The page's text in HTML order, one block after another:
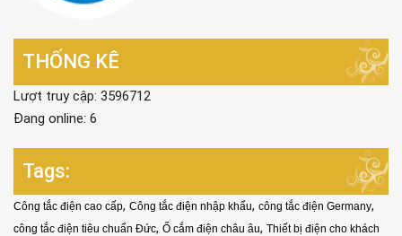
THỐNG KÊ
Lượt truy cập: 3596712
Đang online: 6
Tags:
Công tắc điện cao cấp, Công tắc điện nhập khẩu, công tắc điện Germany,
công tắc điện tiêu chuẩn Đức, Ổ cắm điện châu âu, Thiết bị điện cho khách